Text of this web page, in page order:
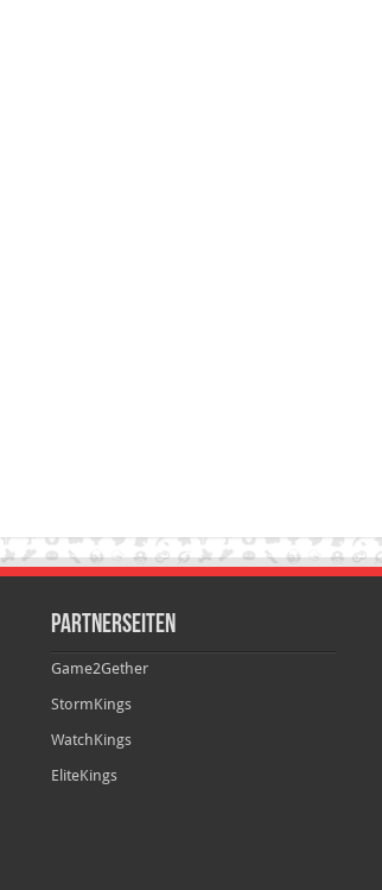
Partnerseiten
Game2Gether
StormKings
WatchKings
EliteKings